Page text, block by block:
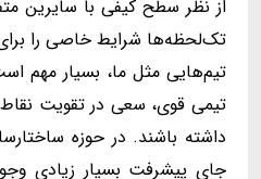
از نظر سطح کیفی با سایرین
تک‌لحظه‌ها شرایط خاصی را برای
تیم‌هایی مثل ما، بسیار مهم
تیمی قوی، سعی در تقویت
داشته باشند. در حوزه
جای پیشرفت بسیار زیادی